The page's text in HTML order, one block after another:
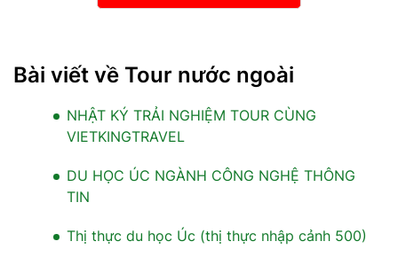
Bài viết về Tour nước ngoài
NHẬT KÝ TRẢI NGHIỆM TOUR CÙNG
VIETKINGTRAVEL
DU HỌC ÚC NGÀNH CÔNG NGHỆ THÔNG
TIN
Thị thực du học Úc (thị thực nhập cảnh 500)